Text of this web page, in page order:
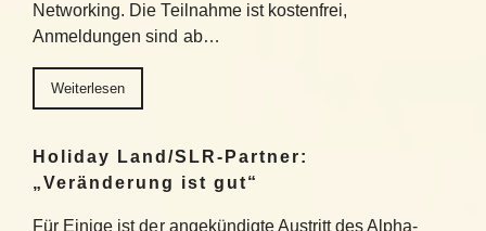
Networking. Die Teilnahme ist kostenfrei,
Anmeldungen sind ab…
Weiterlesen
Holiday Land/SLR-Partner:
„Veränderung ist gut“
Für Einige ist der angekündigte Austritt des Alpha-